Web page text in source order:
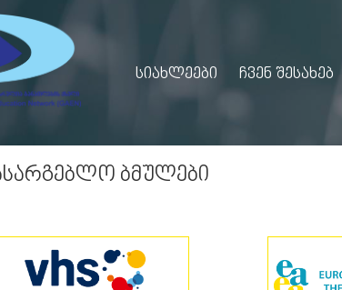
ᲡᲘᲐᲮᲚᲔᲔᲑᲘ ᲩᲕᲔᲜ ᲨᲔᲡᲐᲮᲔᲑ
ᲑᲛᲣᲚᲔᲑᲘ